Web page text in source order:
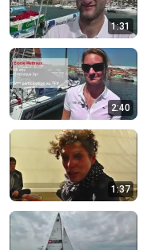
1:31
2:40
1:37